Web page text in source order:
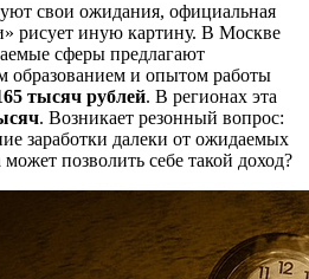
свои ожидания, официальная
рисует иную картину. В Москве
сферы предлагают
образованием и опытом работы
тысяч рублей. В регионах эта
. Возникает резонный вопрос:
заработки далеки от ожидаемых
позволить себе такой доход?